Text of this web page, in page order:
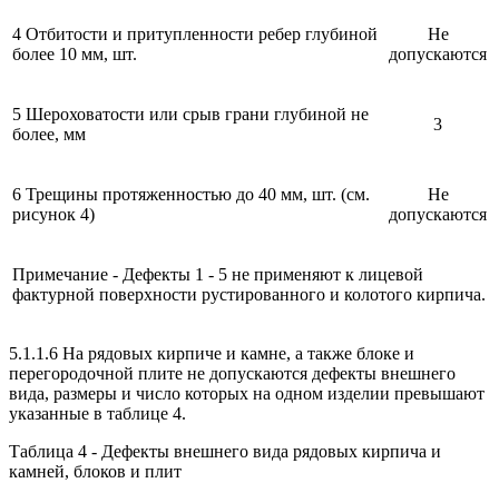
4 Отбитости и притупленности ребер глубиной
более 10 мм, шт.
Не
допускаются
5 Шероховатости или срыв грани глубиной не
более, мм
3
6 Трещины протяженностью до 40 мм, шт. (см.
рисунок 4)
Не
допускаются
Примечание - Дефекты 1 - 5 не применяют к лицевой
фактурной поверхности рустированного и колотого кирпича.
5.1.1.6 На рядовых кирпиче и камне, а также блоке и
перегородочной плите не допускаются дефекты внешнего
вида, размеры и число которых на одном изделии превышают
указанные в таблице 4.
Таблица 4 - Дефекты внешнего вида рядовых кирпича и
камней, блоков и плит